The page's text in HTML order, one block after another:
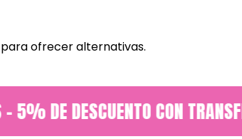
para ofrecer alternativas.
DE DESCUENTO CON